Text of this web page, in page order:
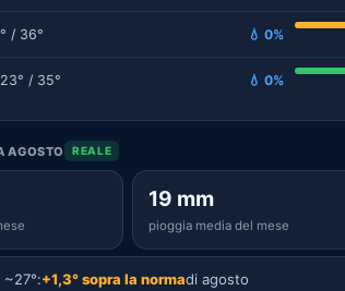
/ 36° 💧 0%
23° / 35° 💧 0%
AGOSTO REALE
19 mm
pioggia media del mese
+1,3° sopra la normadi agosto